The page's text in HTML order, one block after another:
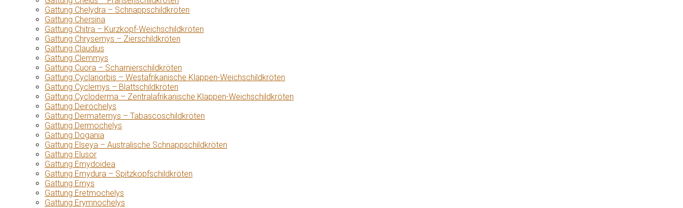
Gattung Chelydra – Schnappschildkröten
Gattung Chersina
Gattung Chitra – Kurzkopf-Weichschildkröten
Gattung Chrysemys – Zierschildkröten
Gattung Claudius
Gattung Clemmys
Gattung Cuora – Scharnierschildkröten
Gattung Cyclanorbis – Westafrikanische Klappen-Weichschildkröten
Gattung Cyclemys – Blattschildkröten
Gattung Cycloderma – Zentralafrikanische Klappen-Weichschildkröten
Gattung Deirochelys
Gattung Dermatemys – Tabascoschildkröten
Gattung Dermochelys
Gattung Dogania
Gattung Elseya – Australische Schnappschildkröten
Gattung Elusor
Gattung Emydoidea
Gattung Emydura – Spitzkopfschildkröten
Gattung Emys
Gattung Eretmochelys
Gattung Erymnochelys